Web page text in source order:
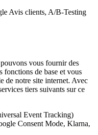
Avis clients, A/B-Testing
vous fournir des
fonctions de base et vous
de notre site internet. Avec
tiers suivants sur ce
Event Tracking)
Consent Mode, Klarna,